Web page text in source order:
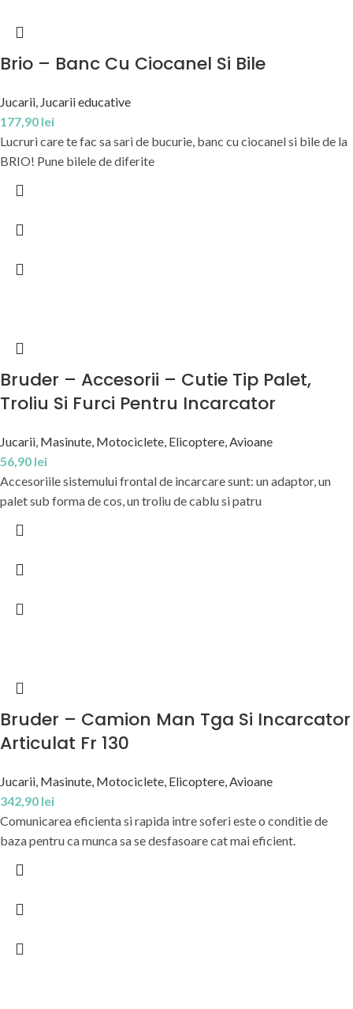
Brio – Banc Cu Ciocanel Si Bile
Jucarii, Jucarii educative
177,90 lei
Lucruri care te fac sa sari de bucurie, banc cu ciocanel si bile de la
BRIO! Pune bilele de diferite
Bruder – Accesorii – Cutie Tip Palet,
Troliu Si Furci Pentru Incarcator
Jucarii, Masinute, Motociclete, Elicoptere, Avioane
56,90 lei
Accesoriile sistemului frontal de incarcare sunt: un adaptor, un
palet sub forma de cos, un troliu de cablu si patru
Bruder – Camion Man Tga Si Incarcator
Articulat Fr 130
Jucarii, Masinute, Motociclete, Elicoptere, Avioane
342,90 lei
Comunicarea eficienta si rapida intre soferi este o conditie de
baza pentru ca munca sa se desfasoare cat mai eficient.